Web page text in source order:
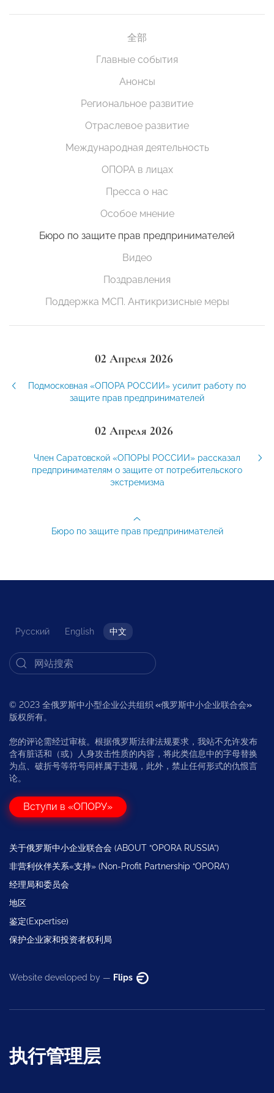
全部
Главные события
Анонсы
Региональное развитие
Отраслевое развитие
Международная деятельность
ОПОРА в лицах
Пресса о нас
Особое мнение
Бюро по защите прав предпринимателей
Видео
Поздравления
Поддержка МСП. Антикризисные меры
02 Апреля 2026
Подмосковная «ОПОРА РОССИИ» усилит работу по
защите прав предпринимателей
02 Апреля 2026
Член Саратовской «ОПОРЫ РОССИИ» рассказал
предпринимателям о защите от потребительского
экстремизма
Бюро по защите прав предпринимателей
Русский English 中文
© 2023 全俄罗斯中小型企业公共组织 «俄罗斯中小企业联合会»
版权所有。
您的评论需经过审核。根据俄罗斯法律法规要求，我站不允许发布
含有脏话和（或）人身攻击性质的内容，将此类信息中的字母替换
为点、破折号等符号同样属于违规，此外，禁止任何形式的仇恨言
论。
Вступи в «ОПОРУ»
关于俄罗斯中小企业联合会 (ABOUT “OPORA RUSSIA”)
非营利伙伴关系«支持» (Non-Profit Partnership “OPORA”)
经理局和委员会
地区
鉴定(Expertise)
保护企业家和投资者权利局
Website developed by — Flips
执行管理层